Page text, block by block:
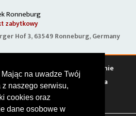
na uwadze Twój
z naszego serwisu,
cookies oraz
dane osobowe w
Ronneburg, Germany
Stacje paliw
Jedzenie
Tory Zloty Rajdy
Spotkania